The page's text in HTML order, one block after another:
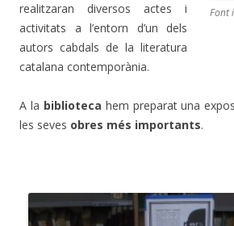
Font
realitzaran diversos actes i
activitats a l’entorn d’un dels
autors cabdals de la literatura
catalana contemporània.
A la biblioteca hem preparat una
les seves obres més importants.